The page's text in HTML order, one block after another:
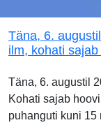
Täna, 6.
ilm, kohati
Täna, 6. augustil
Kohati sajab
puhanguti kuni 15